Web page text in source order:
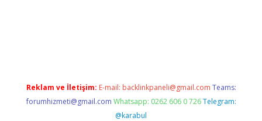
Reklam ve İletişim: E-mail: backlinkpaneli@gmail.com Teams:
forumhizmeti@gmail.com Whatsapp: 0262 606 0 726 Telegram:
@karabul